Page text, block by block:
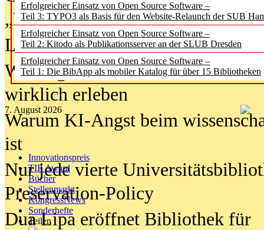
Erfolgreicher Einsatz von Open Source Software –
Teil 3: TYPO3 als Basis für den Website-Relaunch der SUB
Erfolgreicher Einsatz von Open Source Software –
Teil 2: Kitodo als Publikationsserver an der SLUB Dresden
Erfolgreicher Einsatz von Open Source Software –
Teil 1: Die BibApp als mobiler Katalog für über 15 Bibliotheken
7. August 2026
Innovationspreis
TIP Award
Bücher
Stellenmarkt
KongressNews
Sonderhefte
Teilen
„Library of Things“ unterwegs
Lesen als Infrastrukturaufgabe
Wie Jugendliche Social Media
wirklich erleben
Warum KI-Angst beim
ist
Nur jede vierte
Preservation-Policy
Dua Lipa eröffnet Bibliothek für